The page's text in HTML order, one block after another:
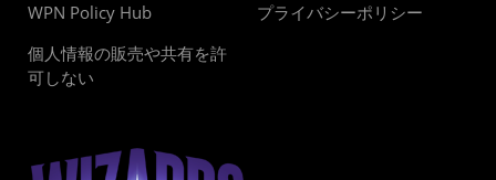
WPN Policy Hub
プライバシーポリシー
個人情報の販売や共有を許
可しない